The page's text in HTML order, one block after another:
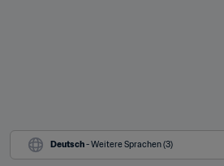
Deutsch - Weitere Sprachen (3)